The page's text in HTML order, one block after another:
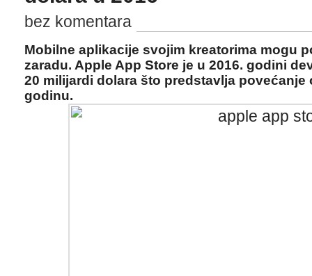
bez komentara
Mobilne aplikacije svojim kreatorima mogu
zaradu. Apple App Store je u 2016. godini
20 milijardi dolara što predstavlja povećanje
godinu.